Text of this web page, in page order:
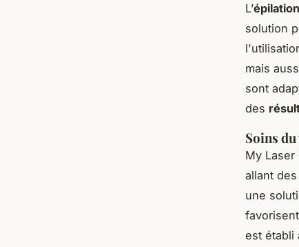
L’
solution
mais
sont
des
Soins
My
allant des
une
est établi